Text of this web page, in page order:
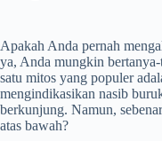
Apakah Anda pernah
ya, Anda mungkin
satu mitos yang populer
mengindikasikan nasib
berkunjung. Namun,
atas bawah?